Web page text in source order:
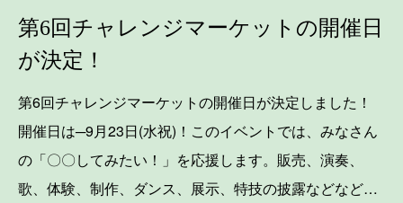
第6回チャレンジマーケットの開催日
が決定！
第6回チャレンジマーケットの開催日が決定しました！
開催日は─9月23日(水祝)！このイベントでは、みなさん
の「〇〇してみたい！」を応援します。販売、演奏、
歌、体験、制作、ダンス、展示、特技の披露などなど…